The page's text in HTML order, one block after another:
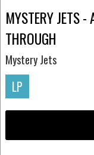
MYSTERY JETS -
THROUGH
Mystery Jets
LP